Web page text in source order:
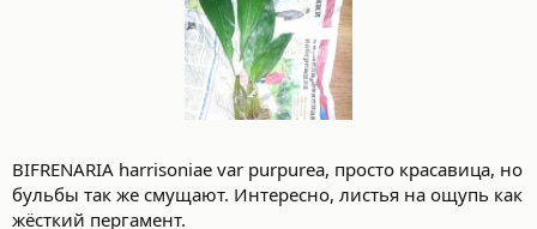
BIFRENARIA harrisoniae var purpurea, просто красавица, но
бульбы так же смущают. Интересно, листья на ощупь как
жёсткий пергамент.